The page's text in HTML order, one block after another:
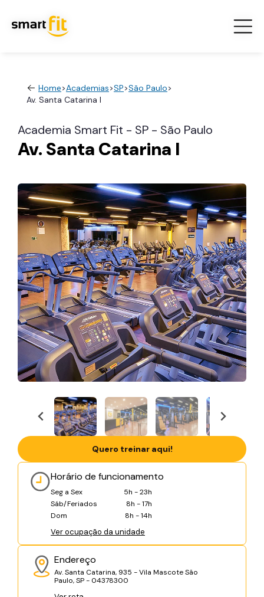
Home>Academias>SP>São Paulo>
Av. Santa Catarina I
Academia Smart Fit - SP - São Paulo
Av. Santa Catarina I
Horário de funcionamento
Seg a Sex
5h - 23h
Sáb/Feriados
8h - 17h
Dom
8h - 14h
Ver ocupação da unidade
Endereço
Av. Santa Catarina, 935 - Vila Mascote São
Paulo, SP - 04378300
Quero treinar aqui!